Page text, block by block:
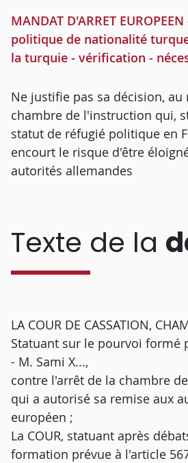
MANDAT D'ARRET
politique de nationalité
la turquie - vérification -
Ne justifie pas sa décision,
chambre de l'instruction qui,
statut de réfugié politique en
encourt le risque d'être
autorités allemandes
Texte de la
LA COUR DE CASSATION,
Statuant sur le pourvoi formé
- M. Sami X...,
contre l'arrêt de la chambre
qui a autorisé sa remise aux
européen ;
La COUR, statuant après
formation prévue à l'article